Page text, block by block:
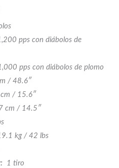
pps con diábolos de
pps con diábolos de plomo
/ 48.6″
/ 15.6″
cm / 14.5″
kg / 42 lbs
1 tiro